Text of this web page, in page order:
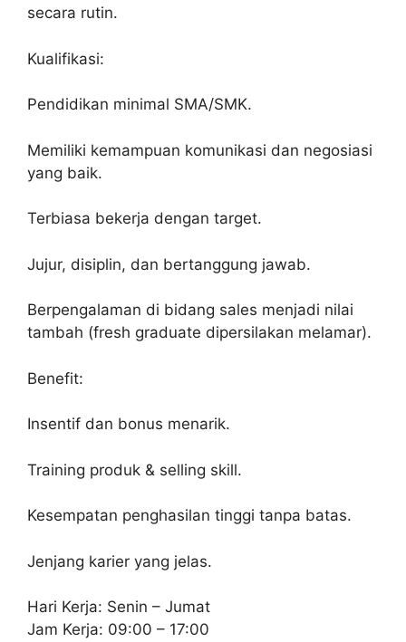
secara rutin.
Kualifikasi:
Pendidikan minimal SMA/SMK.
Memiliki kemampuan komunikasi dan negosiasi
yang baik.
Terbiasa bekerja dengan target.
Jujur, disiplin, dan bertanggung jawab.
Berpengalaman di bidang sales menjadi nilai
tambah (fresh graduate dipersilakan melamar).
Benefit:
Insentif dan bonus menarik.
Training produk & selling skill.
Kesempatan penghasilan tinggi tanpa batas.
Jenjang karier yang jelas.
Hari Kerja: Senin – Jumat
Jam Kerja: 09:00 – 17:00